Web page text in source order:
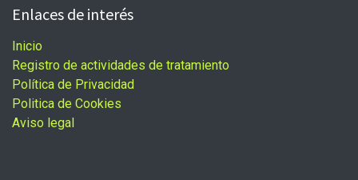
Enlaces de interés
Inicio
Registro de actividades de tratamiento
Política de Privacidad
Politica de Cookies
Aviso legal